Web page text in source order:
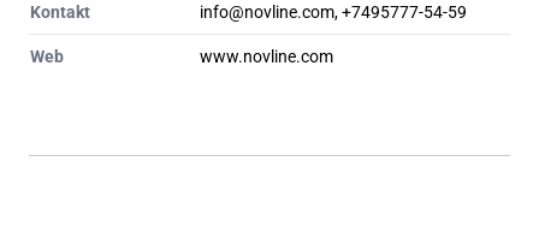
Kontakt info@novline.com, +7495777-54-59
Web www.novline.com